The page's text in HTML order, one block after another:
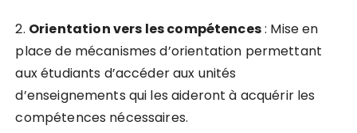
2. Orientationvers lescompétences: Mise en
place de mécanismes d’orientation permettant
aux étudiants d’accéder aux unités
d’enseignements qui les aideront à acquérir les
compétences nécessaires.